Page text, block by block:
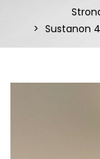
Sustanon